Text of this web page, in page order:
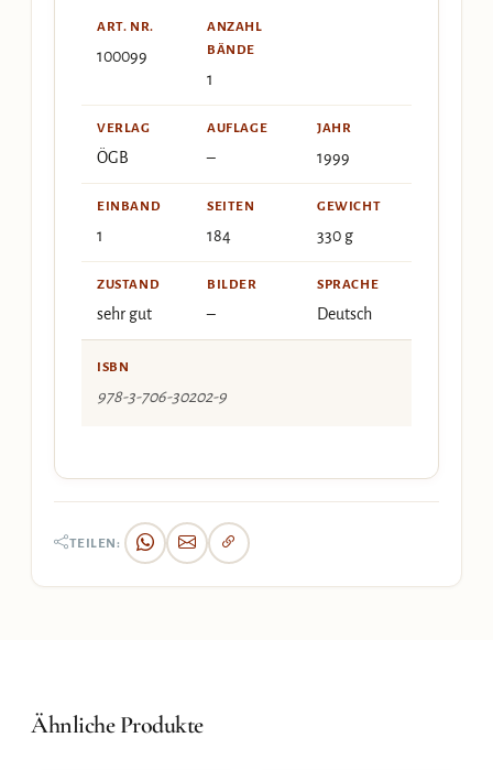
ART. NR.
100099
ANZAHL
BÄNDE
1
VERLAG
ÖGB
AUFLAGE
–
JAHR
1999
EINBAND
1
SEITEN
184
GEWICHT
330 g
ZUSTAND
sehr gut
BILDER
–
SPRACHE
Deutsch
ISBN
978-3-706-30202-9
TEILEN:
Ähnliche Produkte